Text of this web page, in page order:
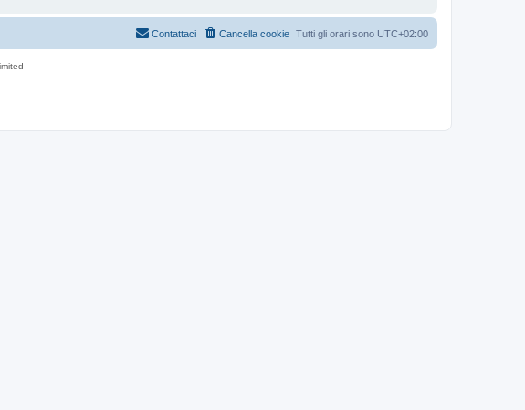
Tutti gli orari sono UTC+02:00
Cancella cookie
Contattaci